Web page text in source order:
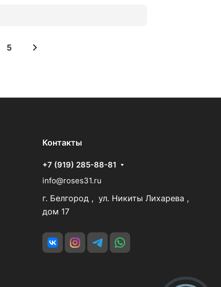
5
Контакты
+7 (919) 285-88-81
info@roses31.ru
г. Белгород , ул. Никиты Лихарева ,
дом 17